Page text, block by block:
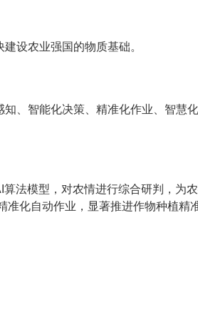
设农业强国的物质基础。
、智能化决策、精准化作业、智慧
法模型，对农情进行综合研判，为
化自动作业，显著推进作物种植精